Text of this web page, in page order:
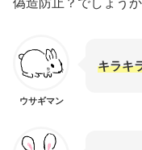
偽造防止？でしょう
ウサギマン
キラキ